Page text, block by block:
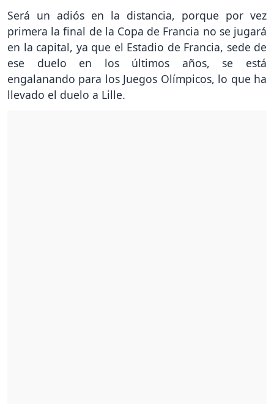
Será un adiós en la distancia, porque por vez
primera la final de la Copa de Francia no se jugará
en la capital, ya que el Estadio de Francia, sede de
ese duelo en los últimos años, se está
engalanando para los Juegos Olímpicos, lo que ha
llevado el duelo a Lille.